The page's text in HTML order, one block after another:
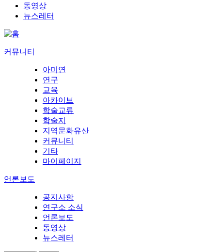
동영상
뉴스레터
커뮤니티
아미연
연구
교육
아카이브
학술교류
학술지
지역문화유산
커뮤니티
기타
마이페이지
언론보도
공지사항
연구소 소식
언론보도
동영상
뉴스레터